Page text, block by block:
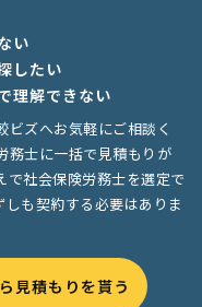
い
したい
理解できない
ズへお気軽にご相談く
務士に一括で見積もりが
で社会保険労務士を選定で
も契約する必要はありま
見積もりを貰う